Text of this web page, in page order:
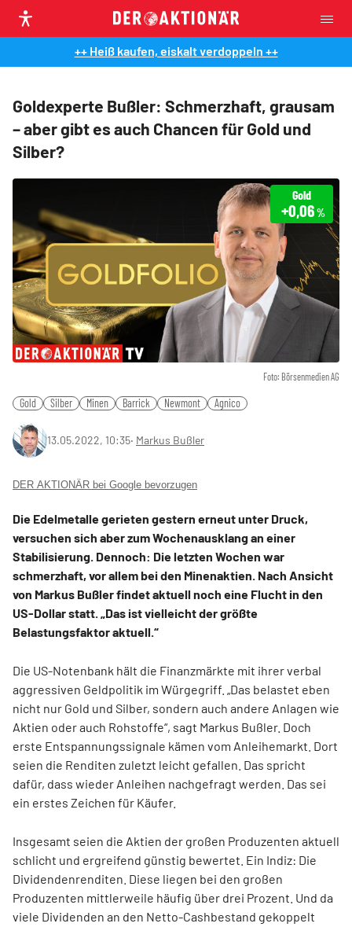
++ Heiß kaufen, eiskalt verdoppeln ++
Goldexperte Bußler: Schmerzhaft, grausam
– aber gibt es auch Chancen für Gold und
Silber?
Foto: Börsenmedien AG
Gold
+0,06%
Gold Silber Minen Barrick Newmont Agnico
13.05.2022, 10:35‧ Markus Bußler
DER AKTIONÄR bei Google bevorzugen
Die Edelmetalle gerieten gestern erneut unter Druck,
versuchen sich aber zum Wochenausklang an einer
Stabilisierung. Dennoch: Die letzten Wochen war
schmerzhaft, vor allem bei den Minenaktien. Nach Ansicht
von Markus Bußler findet aktuell noch eine Flucht in den
US-Dollar statt. „Das ist vielleicht der größte
Belastungsfaktor aktuell.“
Die US-Notenbank hält die Finanzmärkte mit ihrer verbal
aggressiven Geldpolitik im Würgegriff. „Das belastet eben
nicht nur Gold und Silber, sondern auch andere Anlagen wie
Aktien oder auch Rohstoffe“, sagt Markus Bußler. Doch
erste Entspannungssignale kämen vom Anleihemarkt. Dort
seien die Renditen zuletzt leicht gefallen. Das spricht
dafür, dass wieder Anleihen nachgefragt werden. Das sei
ein erstes Zeichen für Käufer.
Insgesamt seien die Aktien der großen Produzenten aktuell
schlicht und ergreifend günstig bewertet. Ein Indiz: Die
Dividendenrenditen. Diese liegen bei den großen
Produzenten mittlerweile häufig über drei Prozent. Und da
viele Dividenden an den Netto-Cashbestand gekoppelt